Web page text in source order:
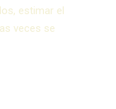
estimar el
veces se